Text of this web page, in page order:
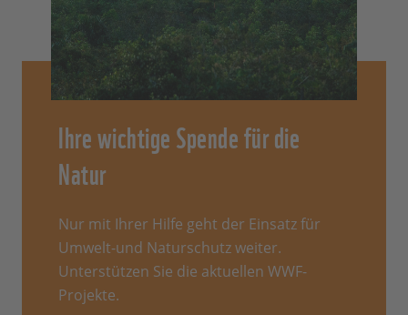
Ihre wichtige Spende für die
Natur
Nur mit Ihrer Hilfe geht der Einsatz für
Umwelt-und Naturschutz weiter.
Unterstützen Sie die aktuellen WWF-
Projekte.